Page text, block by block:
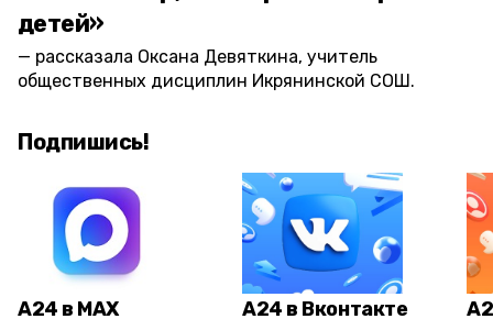
детей»
рассказала Оксана Девяткина, учитель
общественных дисциплин Икрянинской СОШ.
Подпишись!
А24 в MAX А24 в Вконтакте